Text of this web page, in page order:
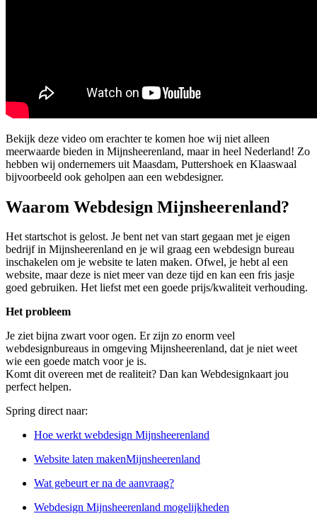
Bekijk deze video om erachter te komen hoe wij niet alleen
meerwaarde bieden in Mijnsheerenland, maar in heel Nederland! Zo
hebben wij ondernemers uit Maasdam, Puttershoek en Klaaswaal
bijvoorbeeld ook geholpen aan een webdesigner.
Waarom Webdesign Mijnsheerenland?
Het startschot is gelost. Je bent net van start gegaan met je eigen
bedrijf in Mijnsheerenland en je wil graag een webdesign bureau
inschakelen om je website te laten maken. Ofwel, je hebt al een
website, maar deze is niet meer van deze tijd en kan een fris jasje
goed gebruiken. Het liefst met een goede prijs/kwaliteit verhouding.
Het probleem
Je ziet bijna zwart voor ogen. Er zijn zo enorm veel
webdesignbureaus in omgeving Mijnsheerenland, dat je niet weet
wie een goede match voor je is.
Komt dit overeen met de realiteit? Dan kan Webdesignkaart jou
perfect helpen.
Spring direct naar:
Hoe werkt webdesign Mijnsheerenland
Website laten makenMijnsheerenland
Wat gebeurt er na de aanvraag?
Webdesign Mijnsheerenland mogelijkheden